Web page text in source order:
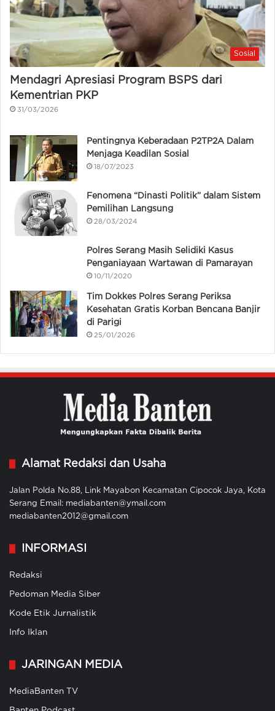
Sosial
Mendagri Apresiasi Program BSPS dari
Kementrian PKP
31/03/2026
Pentingnya Keberadaan P2TP2A Dalam
Menjaga Keadilan Sosial
18/07/2023
Fenomena “Dinasti Politik” dalam Sistem
Pemilihan Langsung
28/03/2024
Polres Serang Masih Selidiki Kasus
Penganiayaan Wartawan di Pamarayan
10/11/2020
Tim Dokkes Polres Serang Periksa
Kesehatan Gratis Korban Bencana Banjir
di Parigi
25/01/2026
Alamat Redaksi dan Usaha
Jalan Polda No.88, Link Mayabon Kecamatan Cipocok Jaya, Kota
Serang Email: mediabanten@ymail.com
mediabanten2012@gmail.com
INFORMASI
Redaksi
Pedoman Media Siber
Kode Etik Jurnalistik
Info Iklan
JARINGAN MEDIA
MediaBanten TV